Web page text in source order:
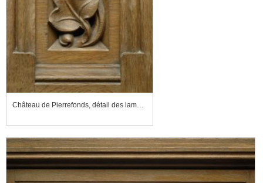
Château de Pierrefonds, détail des lambris, feuille